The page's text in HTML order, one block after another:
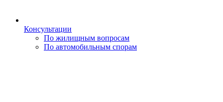
Консультации
По жилищным вопросам
По автомобильным спорам